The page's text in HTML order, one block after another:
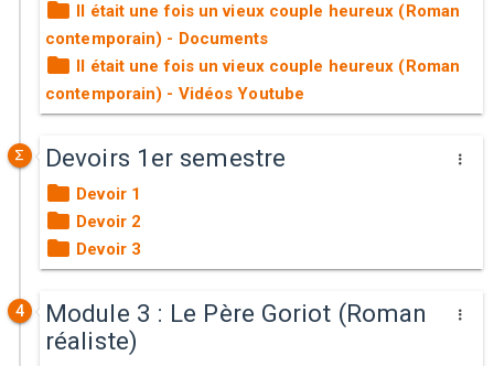
Il était une fois un vieux couple heureux (Roman
contemporain) - Documents
Il était une fois un vieux couple heureux (Roman
contemporain) - Vidéos Youtube
Devoirs 1er semestre
Devoir 1
Devoir 2
Devoir 3
4
Module 3 : Le Père Goriot (Roman
réaliste)